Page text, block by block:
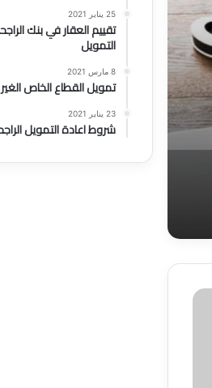
25 يناير 2021
تقييم العقار في بنك
التمويل
8 مارس 2021
تمويل القطاع الخاص
23 يناير 2021
شروط اعادة التمويل